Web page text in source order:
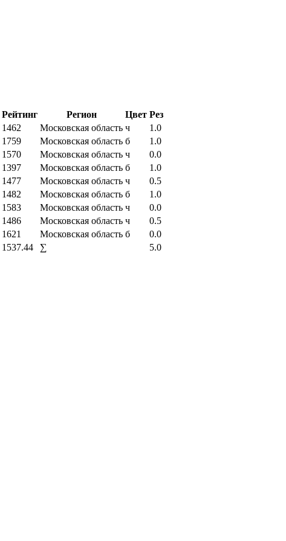
Рейтинг Регион Цвет Рез
1462 Московская область ч
1.0
1759 Московская область б
1.0
1570 Московская область ч
0.0
1397 Московская область б
1.0
1477 Московская область ч
0.5
1482 Московская область б
1.0
1583 Московская область ч
0.0
1486 Московская область ч
0.5
1621 Московская область б
0.0
1537.44 ∑ 5.0